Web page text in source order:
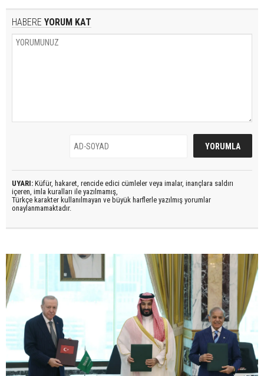
HABERE YORUM KAT
UYARI: Küfür, hakaret, rencide edici cümleler veya imalar, inançlara saldırı
içeren, imla kuralları ile yazılmamış,
Türkçe karakter kullanılmayan ve büyük harflerle yazılmış yorumlar
onaylanmamaktadır.